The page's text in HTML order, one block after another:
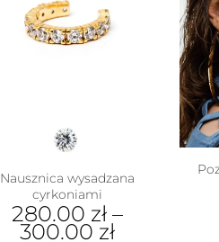
Nausznica wysadzana
cyrkoniami
280.00 zł –
300.00 zł